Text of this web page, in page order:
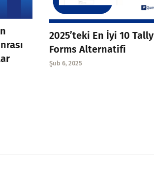
2025’teki En İyi 10 Tally
Forms Alternatifi
Şub 6, 2025